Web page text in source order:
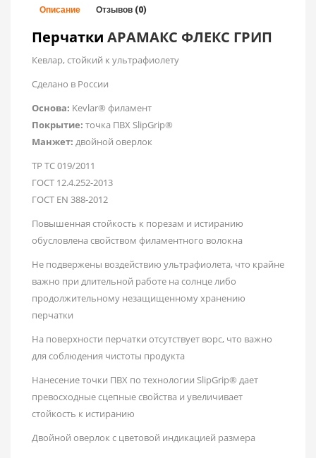
Описание Отзывов (0)
Перчатки АРАМАКС ФЛЕКС ГРИП
Кевлар, стойкий к ультрафиолету
Сделано в России
Основа: Kevlar® филамент
Покрытие: точка ПВХ SlipGrip®
Манжет: двойной оверлок
ТР ТС 019/2011
ГОСТ 12.4.252-2013
ГОСТ ЕN 388-2012
Повышенная стойкость к порезам и истиранию
обусловлена свойством филаментного волокна
Не подвержены воздействию ультрафиолета, что крайне
важно при длительной работе на солнце либо
продолжительному незащищенному хранению
перчатки
На поверхности перчатки отсутствует ворс, что важно
для соблюдения чистоты продукта
Нанесение точки ПВХ по технологии SlipGrip® дает
превосходные сцепные свойства и увеличивает
стойкость к истиранию
Двойной оверлок с цветовой индикацией размера